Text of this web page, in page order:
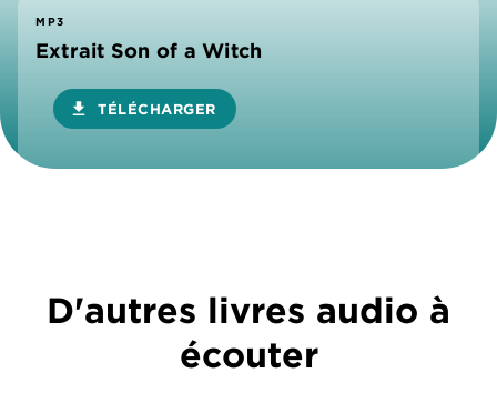
MP3
Extrait Son of a Witch
download TÉLÉCHARGER
D'autres livres audio à
écouter